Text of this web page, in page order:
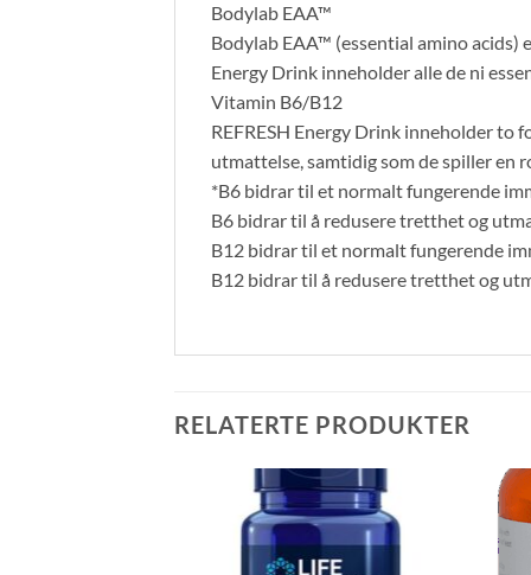
Bodylab EAA™
Bodylab EAA™ (essential amino acids)
Energy Drink inneholder alle de ni
Vitamin B6/B12
REFRESH Energy Drink inneholder to
utmattelse, samtidig som de spiller en
*B6 bidrar til et normalt fungerende
B6 bidrar til å redusere tretthet og
B12 bidrar til et normalt fungerende
B12 bidrar til å redusere tretthet og
RELATERTE PRODUKTER